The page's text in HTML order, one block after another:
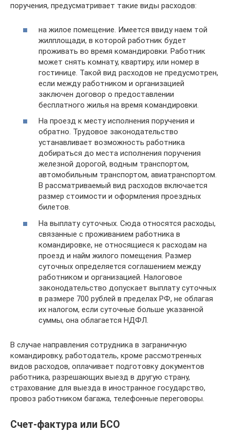
поручения, предусматривает такие виды расходов:
на жилое помещение. Имеется ввиду наем той
жилплощади, в которой работник будет
проживать во время командировки. Работник
может снять комнату, квартиру, или номер в
гостинице. Такой вид расходов не предусмотрен,
если между работником и организацией
заключен договор о предоставлении
бесплатного жилья на время командировки.
На проезд к месту исполнения поручения и
обратно. Трудовое законодательство
устанавливает возможность работника
добираться до места исполнения поручения
железной дорогой, водным транспортом,
автомобильным транспортом, авиатранспортом.
В рассматриваемый вид расходов включается
размер стоимости и оформления проездных
билетов.
На выплату суточных. Сюда относятся расходы,
связанные с проживанием работника в
командировке, не относящиеся к расходам на
проезд и найм жилого помещения. Размер
суточных определяется соглашением между
работником и организацией. Налоговое
законодательство допускает выплату суточных
в размере 700 рублей в пределах РФ, не облагая
их налогом, если суточные больше указанной
суммы, она облагается НДФЛ.
В случае направления сотрудника в заграничную
командировку, работодатель, кроме рассмотренных
видов расходов, оплачивает подготовку документов
работника, разрешающих выезд в другую страну,
страхование для выезда в иностранное государство,
провоз работником багажа, телефонные переговоры.
Счет-фактура или БСО